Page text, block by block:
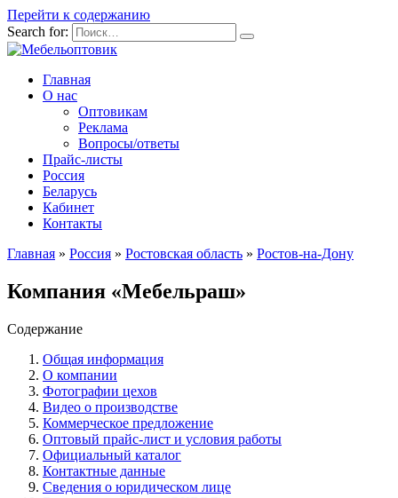
Перейти к содержанию
Search for:
Главная
О нас
Оптовикам
Реклама
Вопросы/ответы
Прайс-листы
Россия
Беларусь
Кабинет
Контакты
Главная » Россия » Ростовская область » Ростов-на-Дону
Компания «Мебельраш»
Содержание
Общая информация
О компании
Фотографии цехов
Видео о производстве
Коммерческое предложение
Оптовый прайс-лист и условия работы
Официальный каталог
Контактные данные
Сведения о юридическом лице